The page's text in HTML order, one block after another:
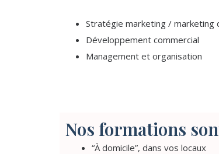
Stratégie marketing / marketing
Développement commercial
Management et organisation
Nos formations
“À domicile”, dans vos locaux